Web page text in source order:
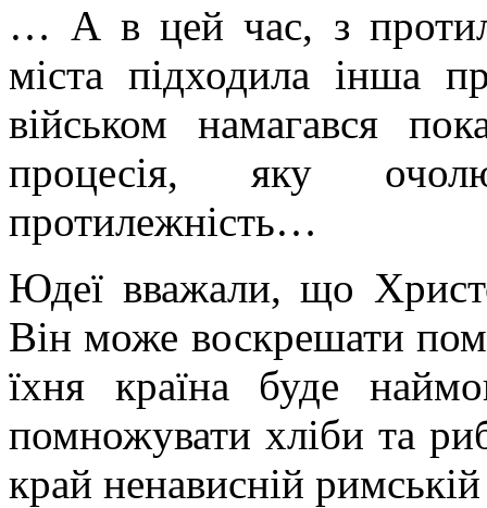
… А в цей час, з
міста підходила інша
військом намагався
процесія, яку
протилежність…
Юдеї вважали, що
Він може воскрешати
їхня країна буде
помножувати хліби та
край ненависній римській